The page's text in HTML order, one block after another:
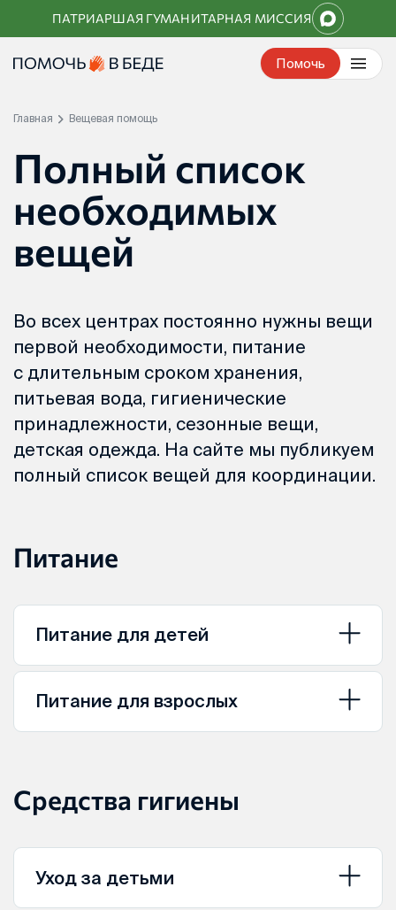
Перейти
к
контенту
ПАТРИАРШАЯ ГУМАНИТАРНАЯ МИССИЯ
Помочь
Главная Вещевая помощь
Полный список
необходимых
вещей
Во всех центрах постоянно нужны вещи
первой необходимости, питание
с длительным сроком хранения,
питьевая вода, гигиенические
принадлежности, сезонные вещи,
детская одежда. На сайте мы публикуем
полный список вещей для координации.
Питание
Питание для детей
Питание для взрослых
Средства гигиены
Уход за детьми